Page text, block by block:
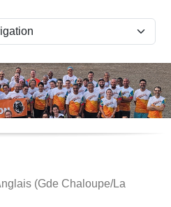
(Gde Chaloupe/La